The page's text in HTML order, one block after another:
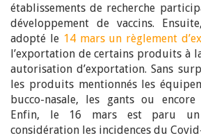
établissements de recherche
développement de vaccins.
adopté le 14 mars un règlement
l’exportation de certains produits à
autorisation d’exportation. Sans
les produits mentionnés les
bucco-nasale, les gants ou encore
Enfin, le 16 mars est paru
considération les incidences du